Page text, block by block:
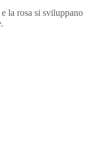
la rosa si sviluppano